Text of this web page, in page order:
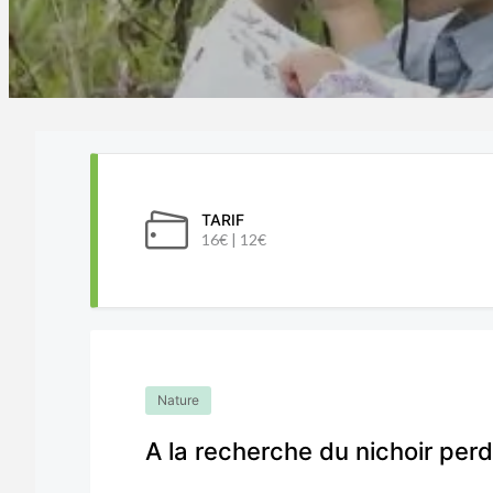
TARIF
16€ | 12€
Nature
A la recherche du nichoir